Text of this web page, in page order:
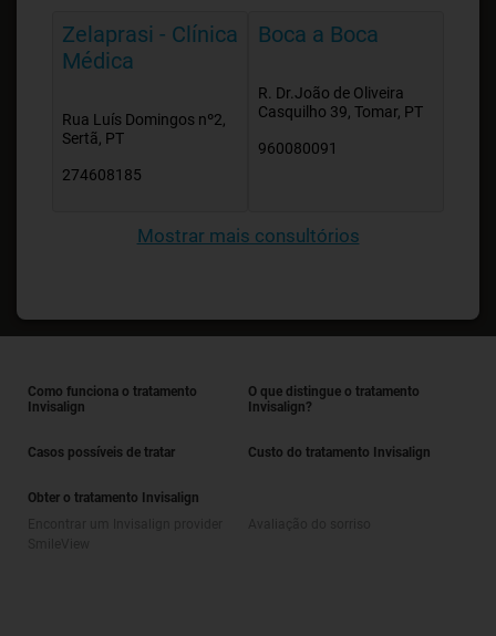
Zelaprasi - Clínica
Médica
Rua Luís Domingos nº2,
Sertã, PT
274608185
Boca a Boca
R. Dr.João de Oliveira
Casquilho 39, Tomar, PT
960080091
Mostrar mais consultórios
Como funciona o tratamento
Invisalign
O que distingue o tratamento
Invisalign?
Casos possíveis de tratar Custo do tratamento Invisalign
Obter o tratamento Invisalign